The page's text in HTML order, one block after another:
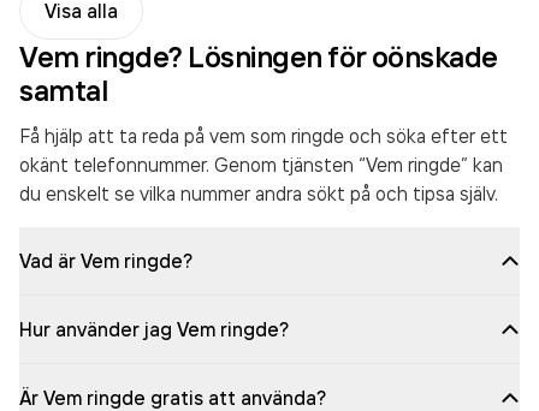
Visa alla
Vem ringde? Lösningen för oönskade
samtal
Få hjälp att ta reda på vem som ringde och söka efter ett
okänt telefonnummer. Genom tjänsten “Vem ringde” kan
du enskelt se vilka nummer andra sökt på och tipsa själv.
Vad är Vem ringde?
Hur använder jag Vem ringde?
Är Vem ringde gratis att använda?